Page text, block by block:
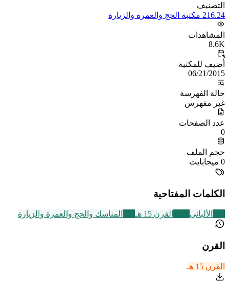
التصنيف
216.24 مكتبة الحج والعمرة والزيارة
المشاهدات
8.6K
أُضيف للمكتبة
06/21/2015
حالة الفهرسة
غير مفهرس
عدد الصفحات
0
حجم الملف
0 ميجابايت
الكلمات المفتاحية
الألباني القرن 15 هـ المناسك والحج والعمرة والزيارة
القرن
القرن 15 هـ